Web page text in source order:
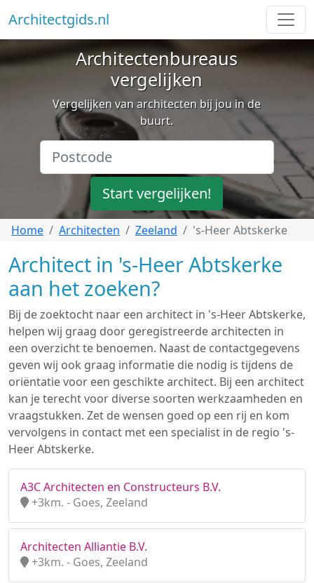
Architectgids.nl
Architectenbureaus
vergelijken
Vergelijken van architecten bij jou in de
buurt.
Start vergelijken!
Home Architecten Zeeland 's-Heer Abtskerke
Architect in 's-Heer Abtskerke
aan het zoeken?
Bij de zoektocht naar een architect in 's-Heer Abtskerke,
helpen wij graag door geregistreerde architecten in
een overzicht te benoemen. Naast de contactgegevens
geven wij ook graag informatie die nodig is tijdens de
oriëntatie voor een geschikte architect. Bij een architect
kan je terecht voor diverse soorten werkzaamheden en
vraagstukken. Zet de wensen goed op een rij en kom
vervolgens in contact met een specialist in de regio 's-
Heer Abtskerke.
A3C Architecten en Constructeurs B.V.
+3km. - Goes, Zeeland
Architecten Alliantie B.V.
+3km. - Goes, Zeeland